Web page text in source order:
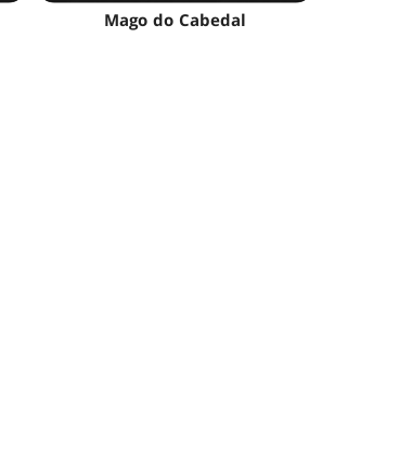
Mago do Cabedal